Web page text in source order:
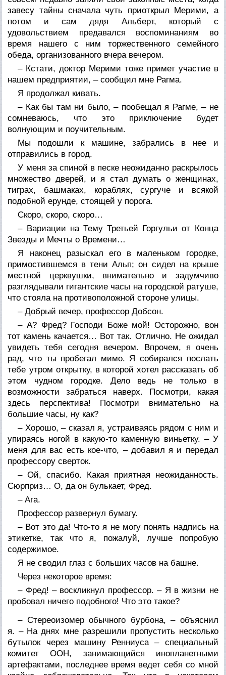
завесу тайны сначала чуть приоткрыл Мерими, а
потом и сам дядя Альберт, который с
удовольствием предавался воспоминаниям во
время нашего с ним торжественного семейного
обеда, организованного вчера вечером.
– Кстати, доктор Мерими тоже примет участие в
нашем предприятии, – сообщил мне Рагма.
Я продолжал кивать.
– Как бы там ни было, – пообещал я Рагме, – не
сомневаюсь, что это приключение будет
волнующим и поучительным.
Мы подошли к машине, забрались в нее и
отправились в город.
У меня за спиной в песке неожиданно раскрылось
множество дверей, и я стал думать о женщинах,
тиграх, башмаках, кораблях, сургуче и всякой
подобной ерунде, стоящей у порога.
Скоро, скоро, скоро…
– Вариации на Тему Третьей Горгульи от Конца
Звезды и Мечты о Времени…
Я наконец разыскал его в маленьком городке,
примостившемся в тени Альп; он сидел на крыше
местной церквушки, внимательно и задумчиво
разглядывали гигантские часы на городской ратуше,
что стояла на противоположной стороне улицы.
– Добрый вечер, профессор Добсон.
– А? Фред? Господи Боже мой! Осторожно, вон
тот камень качается… Вот так. Отлично. Не ожидал
увидеть тебя сегодня вечером. Впрочем, я очень
рад, что ты пробегал мимо. Я собирался послать
тебе утром открытку, в которой хотел рассказать об
этом чудном городке. Дело ведь не только в
возможности забраться наверх. Посмотри, какая
здесь перспектива! Посмотри внимательно на
большие часы, ну как?
– Хорошо, – сказал я, устраиваясь рядом с ним и
упираясь ногой в какую-то каменную виньетку. – У
меня для вас есть кое-что, – добавил я и передал
профессору сверток.
– Ой, спасибо. Какая приятная неожиданность.
Сюрприз… О, да он булькает, Фред.
– Ага.
Профессор развернул бумагу.
– Вот это да! Что-то я не могу понять надпись на
этикетке, так что я, пожалуй, лучше попробую
содержимое.
Я не сводил глаз с больших часов на башне.
Через некоторое время:
– Фред! – воскликнул профессор. – Я в жизни не
пробовал ничего подобного! Что это такое?
– Стереоизомер обычного бурбона, – объяснил
я. – На днях мне разрешили пропустить несколько
бутылок через машину Ренниуса – специальный
комитет ООН, занимающийся инопланетными
артефактами, последнее время ведет себя со мной